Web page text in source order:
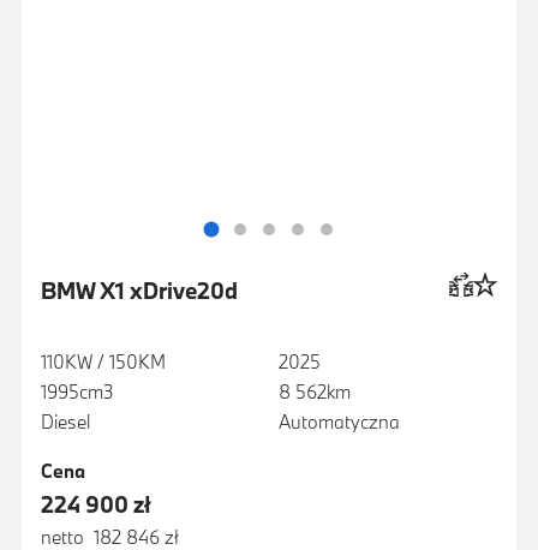
BMW X1 xDrive20d
110KW / 150KM
1995cm3
Diesel
2025
8 562km
Automatyczna
Cena
224 900 zł
netto 182 846 zł